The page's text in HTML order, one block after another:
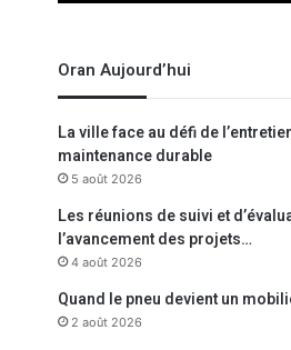
Oran Aujourd’hui
La ville face au défi de
maintenance durable
5 août 2026
Les réunions de suivi et
l’avancement des projets…
4 août 2026
Quand le pneu devient un
2 août 2026